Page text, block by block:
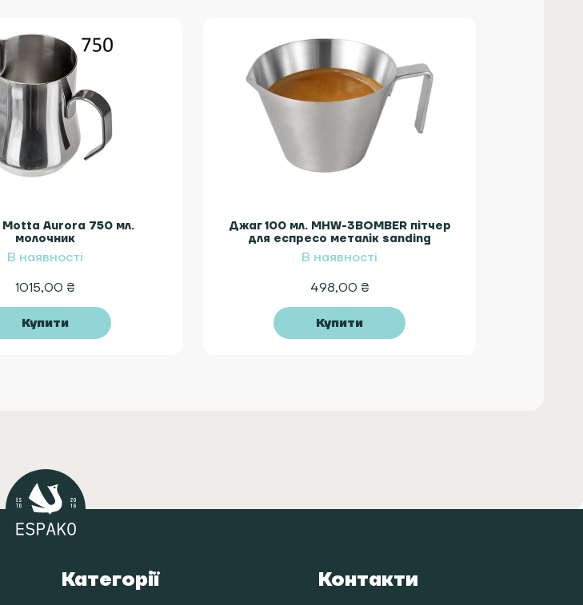
Motta Aurora 750 мл.
молочник
В наявності
1015,00 ₴
Купити
Джаг 100 мл. MHW-3BOMBER пітчер
для еспресо металік sanding
В наявності
498,00 ₴
Купити
Категорії Контакти